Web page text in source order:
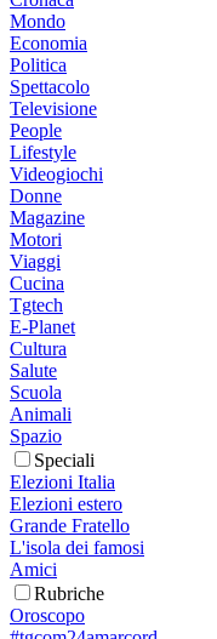
Mondo
Economia
Politica
Spettacolo
Televisione
People
Lifestyle
Videogiochi
Donne
Magazine
Motori
Viaggi
Cucina
Tgtech
E-Planet
Cultura
Salute
Scuola
Animali
Spazio
Speciali
Elezioni Italia
Elezioni estero
Grande Fratello
L'isola dei famosi
Amici
Rubriche
Oroscopo